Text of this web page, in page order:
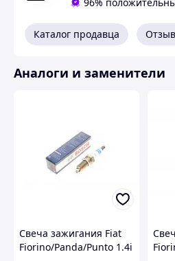
Каталог продавца
Аналоги и заменители
Свеча зажигания Fiat
Fiorino/Panda/Punto 1.4i